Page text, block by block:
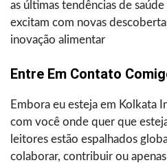
as últimas tendências de
excitam com novas
inovação alimentar
Entre Em Contato
Embora eu esteja em Kolkata
com você onde quer que
leitores estão espalhados
colaborar, contribuir ou